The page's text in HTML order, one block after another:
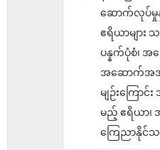
ဆောက်လုပ်မှု
ဧရိယာများ
ပန္နက်ပုံစံ၊
အဆောက်အအုံ
မျဉ်းကြော
မည့် ဧရိယာ၊
ကြေညာနိုင်